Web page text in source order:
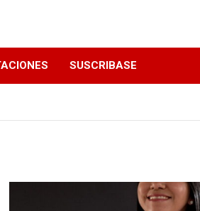
SUSCRIBASE